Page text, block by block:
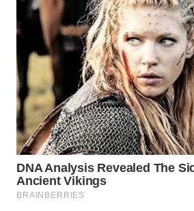
WN
CIANJUR
WN
KEPULAUAN
SERIBU
WN
TANGERANG
WN
BINJAI